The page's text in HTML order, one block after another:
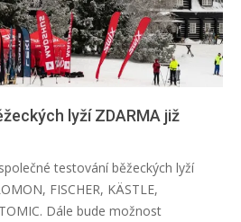
lyží ZDARMA již
testování běžeckých lyží
FISCHER, KÄSTLE,
Dále bude možnost